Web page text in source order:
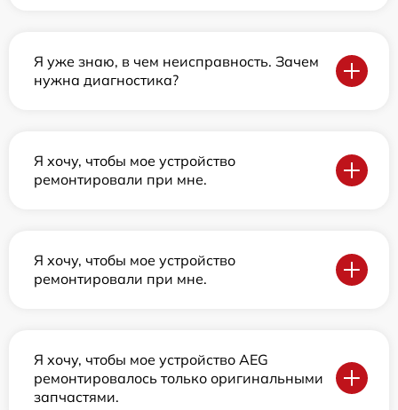
Я уже знаю, в чем неисправность. Зачем
нужна диагностика?
Я хочу, чтобы мое устройство
ремонтировали при мне.
Я хочу, чтобы мое устройство
ремонтировали при мне.
Я хочу, чтобы мое устройство AEG
ремонтировалось только оригинальными
запчастями.